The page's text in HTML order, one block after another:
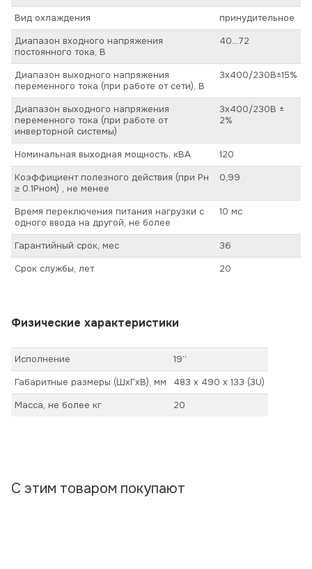
Вид охлаждения
принудительное
Диапазон входного напряжения
постоянного тока, В
40…72
Диапазон выходного напряжения
переменного тока (при работе от сети), В
3х400/230В±15%
Диапазон выходного напряжения
переменного тока (при работе от
инверторной системы)
3х400/230В ±
2%
Номинальная выходная мощность, кВА
120
Коэффициент полезного действия (при Pн
≥ 0.1Pном) , не менее
0,99
Время переключения питания нагрузки с
одного ввода на другой, не более
10 мс
Гарантийный срок, мес
36
Срок службы, лет
20
Физические характеристики
Исполнение
19’’
Габаритные размеры (ШхГхВ), мм
483 х 490 х 133 (3U)
Масса, не более кг
20
С этим товаром покупают